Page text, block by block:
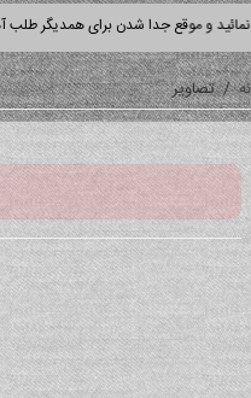
جدا شدن براى همدیگر طلب آمرزش کنید.
/ تصاویر